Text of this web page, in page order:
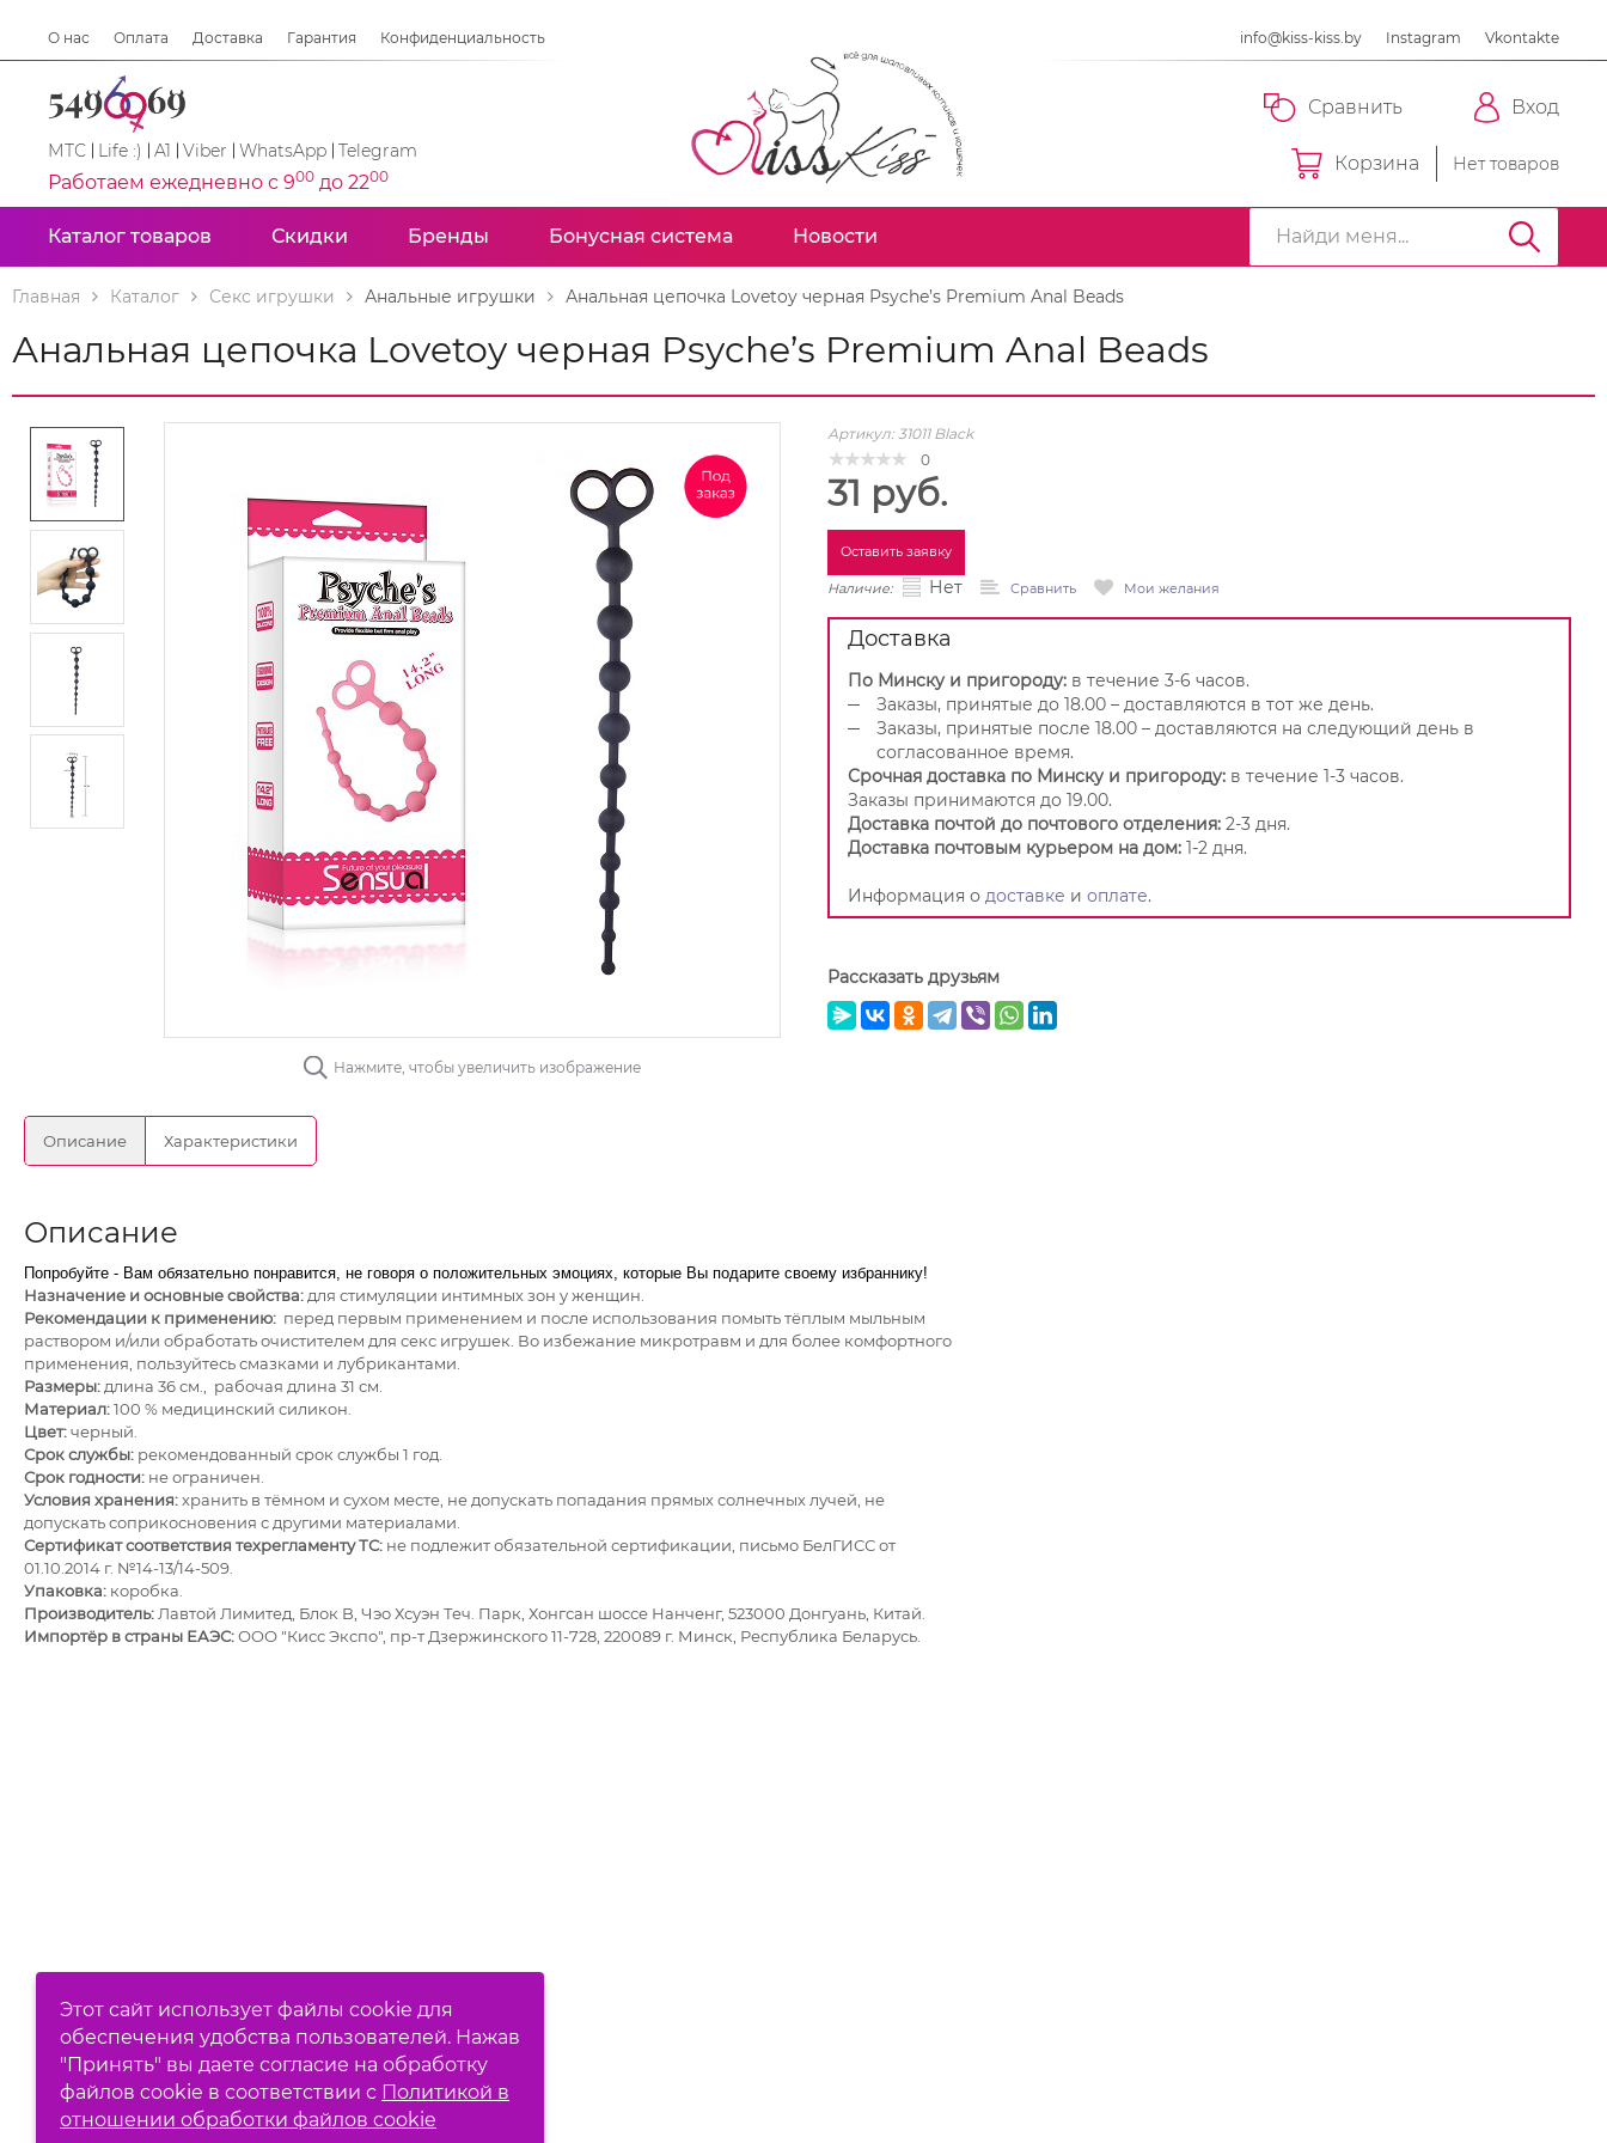
О нас Оплата Доставка Гарантия Конфиденциальность info@kiss-kiss.by Instagram Vkontakte
МТС Life :) A1 Viber WhatsApp Telegram
Работаем ежедневно с 900 до 2200
Сравнить Вход
Корзина Нет товаров
Каталог товаров Скидки Бренды Бонусная система Новости
Главная Каталог Секс игрушки Анальные игрушки Анальная цепочка Lovetoy черная Psyche’s Premium Anal Beads
Анальная цепочка Lovetoy черная Psyche’s Premium Anal Beads
Нажмите, чтобы увеличить изображение
Артикул: 31011 Black
0
31 руб.
Оставить заявку
Наличие: Нет Сравнить Мои желания
Доставка
По Минску и пригороду: в течение 3-6 часов.
Заказы, принятые до 18.00 – доставляются в тот же день.
Заказы, принятые после 18.00 – доставляются на следующий день в
согласованное время.
Срочная доставка по Минску и пригороду: в течение 1-3 часов.
Заказы принимаются до 19.00.
Доставка почтой до почтового отделения: 2-3 дня.
Доставка почтовым курьером на дом: 1-2 дня.
Информация о доставке и оплате.
Рассказать друзьям
Описание Характеристики
Описание
Попробуйте - Вам обязательно понравится, не говоря о положительных эмоциях, которые Вы подарите своему избраннику!
Назначение и основные свойства:для стимуляции интимных зон у женщин.
Рекомендации к применению: перед первым применением и после использования помыть тёплым мыльным
раствором и/или обработать очистителем для секс игрушек. Во избежание микротравм и для более комфортного
применения, пользуйтесь смазками и лубрикантами.
Размеры:длина 36 см., рабочая длина 31 см.
Материал:100 % медицинский силикон.
Цвет:черный.
Срок службы: рекомендованный срок службы 1 год.
Срок годности: не ограничен.
Условия хранения:хранить в тёмном и сухом месте, не допускать попадания прямых солнечных лучей, не
допускать соприкосновения с другими материалами.
Сертификат соответствия техрегламенту ТС: не подлежит обязательной сертификации, письмо БелГИСС от
01.10.2014 г. №14-13/14-509.
Упаковка: коробка.
Производитель:Лавтой Лимитед, Блок B, Чэо Хсуэн Теч. Парк, Хонгсан шоссе Нанченг, 523000 Донгуань, Китай.
Импортёр в страны ЕАЭС:ОOО "Кисс Экспо", пр-т Дзержинского 11-728, 220089 г. Минск, Республика Беларусь.
Этот сайт использует файлы cookie для
обеспечения удобства пользователей. Нажав
"Принять" вы даете согласие на обработку
файлов cookie в соответствии с Политикой в
отношении обработки файлов cookie